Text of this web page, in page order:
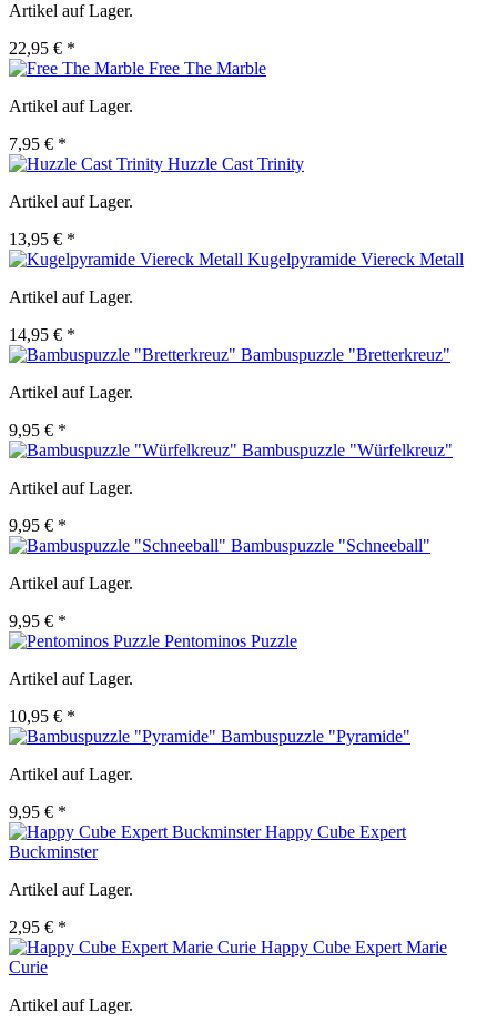
Artikel auf Lager.
22,95 € *
Free The Marble
Artikel auf Lager.
7,95 € *
Huzzle Cast Trinity
Artikel auf Lager.
13,95 € *
Kugelpyramide Viereck Metall
Artikel auf Lager.
14,95 € *
Bambuspuzzle "Bretterkreuz"
Artikel auf Lager.
9,95 € *
Bambuspuzzle "Würfelkreuz"
Artikel auf Lager.
9,95 € *
Bambuspuzzle "Schneeball"
Artikel auf Lager.
9,95 € *
Pentominos Puzzle
Artikel auf Lager.
10,95 € *
Bambuspuzzle "Pyramide"
Artikel auf Lager.
9,95 € *
Happy Cube Expert
Buckminster
Artikel auf Lager.
2,95 € *
Happy Cube Expert Marie
Curie
Artikel auf Lager.